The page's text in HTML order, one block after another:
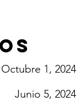
Octubre 1, 2024
Junio 5, 2024